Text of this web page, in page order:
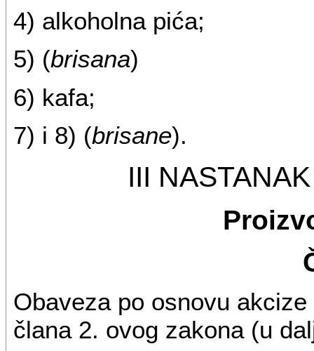
4) alkoholna pića;
5) (brisana)
6) kafa;
7) i 8) (brisane).
III
Obaveza po osnovu
člana 2. ovog zakona (u